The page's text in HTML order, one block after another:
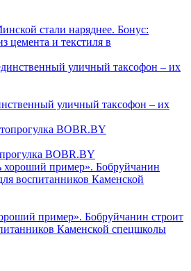
стали наряднее. Бонус:
цемента и текстиля в
уличный таксофон – их
BOBR.BY
пример». Бобруйчанин строит
Каменской спецшколы